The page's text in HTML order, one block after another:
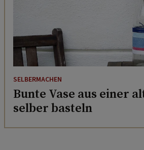
SELBERMACHEN
Bunte Vase aus einer
selber basteln